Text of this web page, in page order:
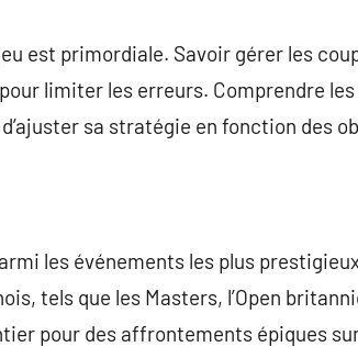
est primordiale. Savoir gérer les
limiter les erreurs. Comprendre
sa stratégie en fonction des
les événements les plus
tels que les Masters, l’Open
pour des affrontements épiques